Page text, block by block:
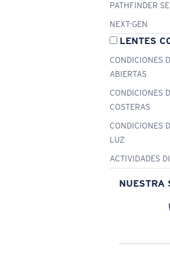
PATHFINDER
NEXT-GEN
LENTES
CONDICIONES
ABIERTAS
CONDICIONES
COSTERAS
CONDICIONES
LUZ
ACTIVIDADES
NUESTRA